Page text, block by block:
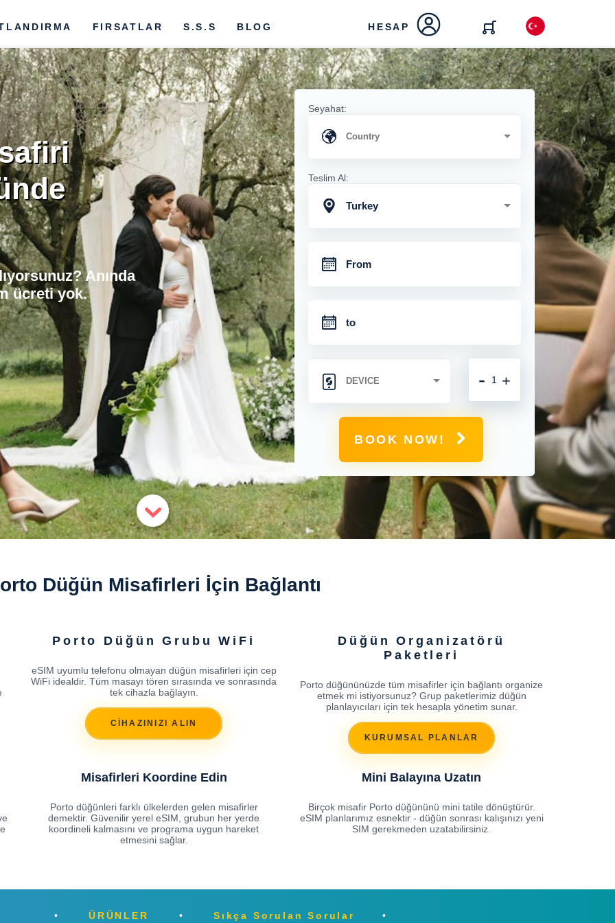
FIRSATLAR S.S.S BLOG HESAP
Anında
ücreti yok.
Seyahat:
Teslim Al:
Turkey
+
-
BOOK NOW!
Düğün Misafirleri İçin Bağlantı
Porto Düğün Grubu WiFi
eSIM uyumlu telefonu olmayan düğün misafirleri için cep
WiFi idealdir. Tüm masayı tören sırasında ve sonrasında
tek cihazla bağlayın.
CİHAZINIZI ALIN
Düğün Organizatörü
Paketleri
Porto düğününüzde tüm misafirler için bağlantı organize
etmek mi istiyorsunuz? Grup paketlerimiz düğün
planlayıcıları için tek hesapla yönetim sunar.
KURUMSAL PLANLAR
Misafirleri Koordine Edin
Porto düğünleri farklı ülkelerden gelen misafirler
demektir. Güvenilir yerel eSIM, grubun her yerde
koordineli kalmasını ve programa uygun hareket
etmesini sağlar.
Mini Balayına Uzatın
Birçok misafir Porto düğününü mini tatile dönüştürür.
eSIM planlarımız esnektir - düğün sonrası kalışınızı yeni
SIM gerekmeden uzatabilirsiniz.
ÜRÜNLER Sıkça Sorulan Sorular